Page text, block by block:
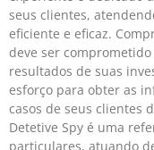
seus clientes,
eficiente e eficaz.
deve ser
resultados de suas
esforço para obter as
casos de seus clientes
Detetive Spy é uma
particulares, atuando